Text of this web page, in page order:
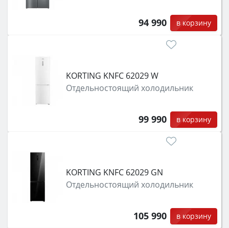
94 990 в корзину
KORTING KNFC 62029 W
Отдельностоящий холодильник
99 990 в корзину
KORTING KNFC 62029 GN
Отдельностоящий холодильник
105 990 в корзину